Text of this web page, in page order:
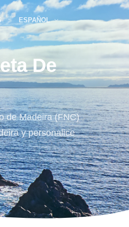
ESPAÑOL
De
de Madeira (FNC)
y personalice